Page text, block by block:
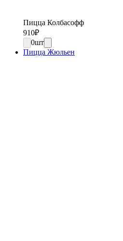
Пицца Колбасофф
910₽
0шт
Пицца Жюльен